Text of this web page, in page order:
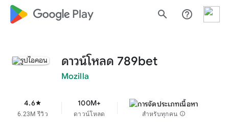
google_logo Play search help_outline
ดาวน์โหลด 789bet
Mozilla
4.6star
6.23M รีวิว
100M+
ดาวน์โหลด สำหรับทุกคน info